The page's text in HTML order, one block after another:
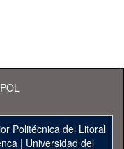
Politécnica del Litoral
| Universidad del